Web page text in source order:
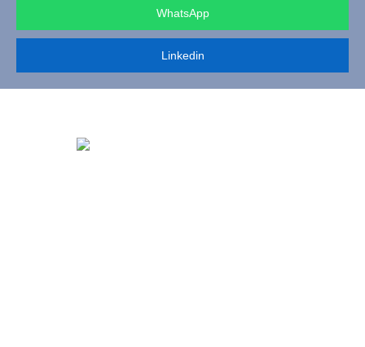
WhatsApp
Linkedin